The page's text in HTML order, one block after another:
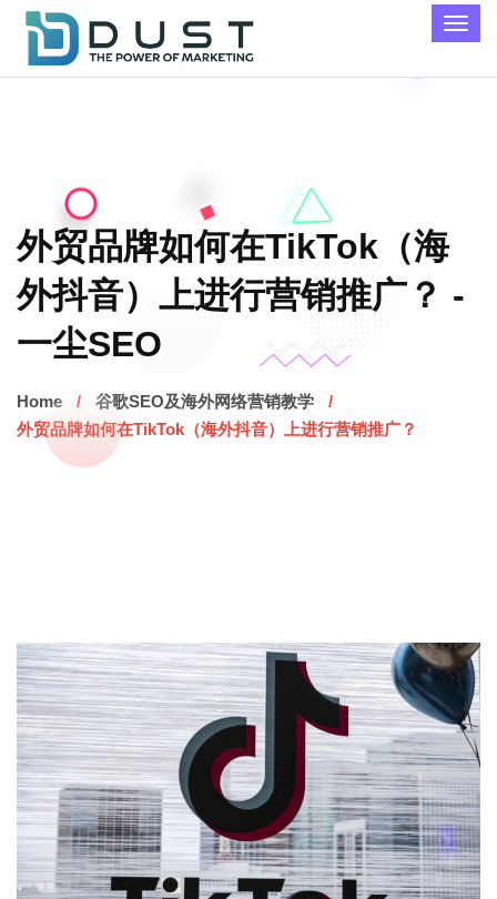
外贸品牌如何在TikTok（海
外抖音）上进行营销推广？ -
一尘SEO
Home
谷歌SEO及海外网络营销教学
外贸品牌如何在TikTok（海外抖音）上进行营销推广？